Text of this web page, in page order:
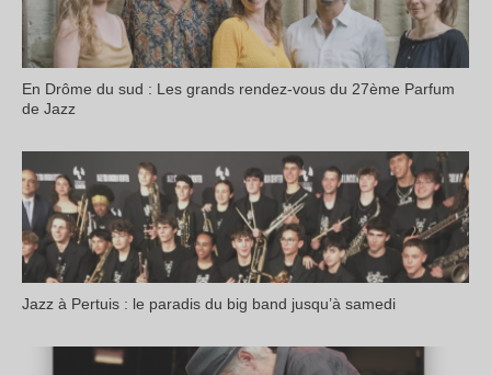
En Drôme du sud : Les grands rendez-vous du 27ème Parfum
de Jazz
Jazz à Pertuis : le paradis du big band jusqu’à samedi